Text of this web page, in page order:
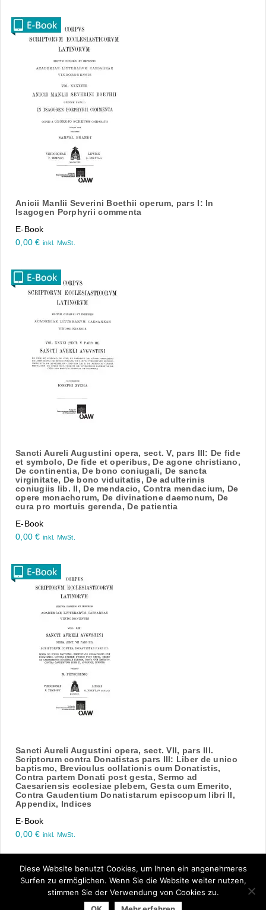
Anicii Manlii Severini Boethii operum, pars I: In
Isagogen Porphyrii commenta
E-Book
0,00€ inkl. MwSt.
Sancti Aureli Augustini opera, sect. V, pars III: De fide
et symbolo, De fide et operibus, De agone christiano,
De continentia, De bono coniugali, De sancta
virginitate, De bono viduitatis, De adulterinis
coniugiis lib. II, De mendacio, Contra mendacium, De
opere monachorum, De divinatione daemonum, De
cura pro mortuis gerenda, De patientia
E-Book
0,00€ inkl. MwSt.
Sancti Aureli Augustini opera, sect. VII, pars III.
Scriptorum contra Donatistas pars III: Liber de unico
baptismo, Breviculus collationis cum Donatistis,
Contra partem Donati post gesta, Sermo ad
Caesariensis ecclesiae plebem, Gesta cum Emerito,
Contra Gaudentium Donatistarum episcopum libri II,
Appendix, Indices
E-Book
0,00€ inkl. MwSt.
1 2 3 4 … 11 12 13 weiter ›
Diese Website benutzt Cookies, um Ihnen ein angenehmeres
Surfen zu ermöglichen. Wenn Sie die Website weiter nutzen,
stimmen Sie der Verwendung von Cookies zu.